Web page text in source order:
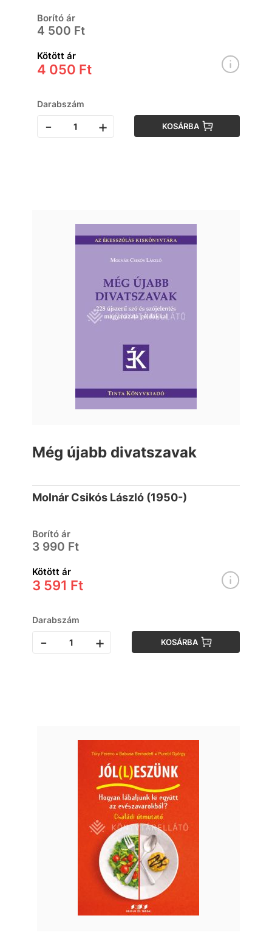
Borító ár
4 500 Ft
Kötött ár
4 050 Ft
Darabszám
- + KOSÁRBA
Még újabb divatszavak
Molnár Csikós László (1950-)
Borító ár
3 990 Ft
Kötött ár
3 591 Ft
Darabszám
- + KOSÁRBA